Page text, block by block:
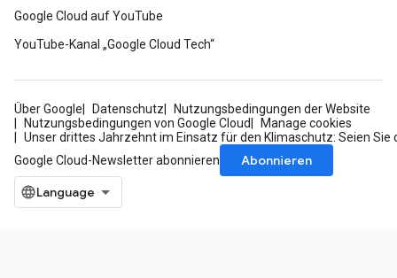
Google Cloud auf YouTube
YouTube-Kanal „Google Cloud Tech“
Über Google Datenschutz
Nutzungsbedingungen der Website
Nutzungsbedingungen von Google Cloud
Manage cookies
Unser drittes Jahrzehnt im Einsatz für den Klimaschutz: Seien Sie
Google Cloud-Newsletter abonnieren
Abonnieren